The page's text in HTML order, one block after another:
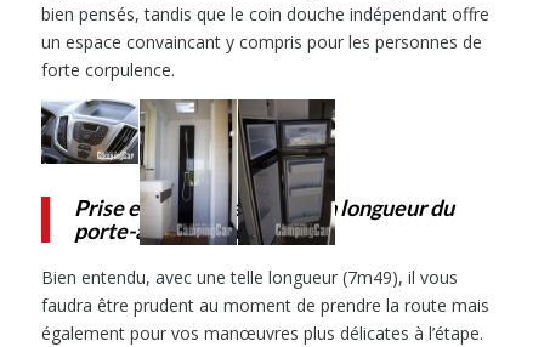
bien pensés, tandis que le coin douche indépendant offre
un espace convaincant y compris pour les personnes de
forte corpulence.
Prise en main, méfiance à la longueur du
porte-à-faux arrière
Bien entendu, avec une telle longueur (7m49), il vous
faudra être prudent au moment de prendre la route mais
également pour vos manœuvres plus délicates à l’étape.